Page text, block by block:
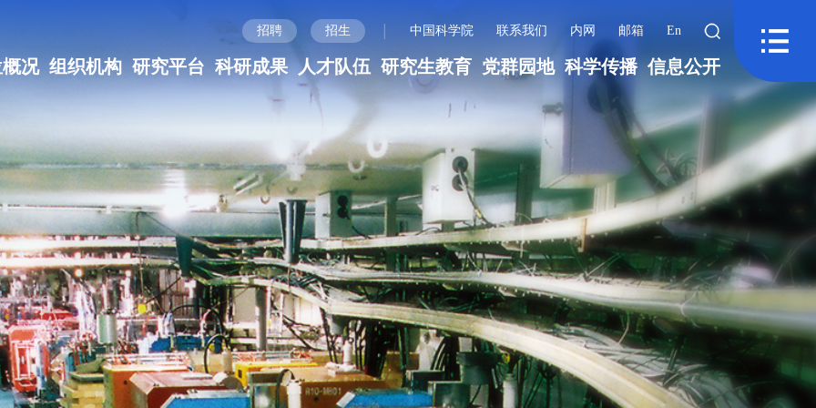
招聘 招生 | 中国科学院 联系我们 内网 邮箱 En
况 组织机构 研究平台 科研成果 人才队伍 研究生教育 党群园地 科学传播 信息公开